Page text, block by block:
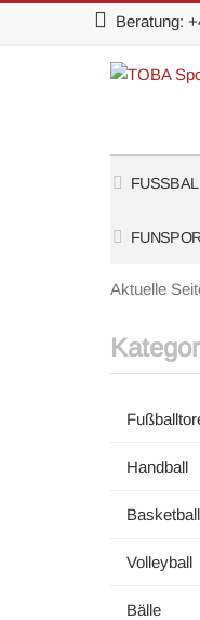
Beratung:
FUSSBALL
Aktuelle
Handball
Basketball
Volleyball
Bälle